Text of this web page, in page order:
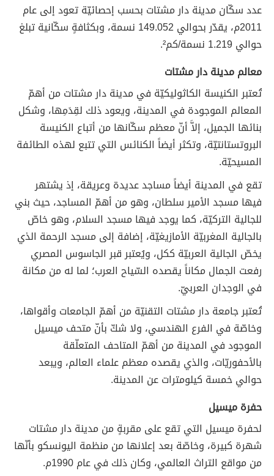
عدد سكّان مدينة دار مشتات بحسب إحصائيّة تعود إلى عام
2011م، يقدّر بحوالي 149.052 نسمة، وبكثافةٍ سكّانية تبلغ
حوالي 1.219 نسمة/كم².
معالم مدينة دار مشتات
تُعتبر الكنيسة الكاثوليكيّة في مدينة دار مشتات من أهمّ
المعالم الموجودة في المدينة، ويعود ذلك لقِدَمِها، وشكل
بنائها الجميل، إلاَّ أنّ معظم سكّانها من أتباع الكنيسة
البروتستانتيّة، وتكثر أيضاً الكنائس التي تتبع لهذه الطائفة
المسيحيّة.
تقع في المدينة أيضاً مساجد عديدة وعريقة، إذ يشتهر
فيها مسجد الأمير سلطان، وهو من أهمّ المساجد، حيث بني
للجالية التركيّة، كما يوجد فيها مسجد السلام، وهو خاصّ
بالجالية المغربيّة الأمازيغيّة، إضافة إلى مسجد الرحمة الذي
يخصّ الجالية العربيّة ككل، ويُعتبر قبر الجاسوس المصري
رفعت الجمال مكاناً يقصده السّياح العرب؛ لما له من مكانة
في الوجدان العربيّ.
تُعتبر جامعة دار مشتات التقنيّة من أهمّ الجامعات وأقواها،
وخاصّة في الفرع الهندسي، ولا شكّ بأنّ متحف ميسيل
الموجود في المدينة من أهمّ المتاحف المتعلّقة
بالأحفوريّات، والذي يقصده معظم علماء العالم، ويبعد
حوالي خمسة كيلومترات عن المدينة.
حفرة ميسيل
لحفرة ميسيل التي تقع على مقربةٍ من مدينة دار مشتات
شهرة كبيرة، وخاصّة بعد إعلانها من منظمة اليونسكو بأنّها
من مواقع التراث العالمي، وكان ذلك في عام 1990م.